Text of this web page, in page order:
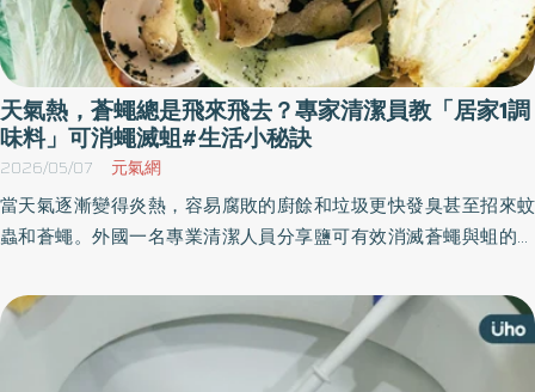
天氣熱，蒼蠅總是飛來飛去？專家清潔員教「居家1調
味料」可消蠅滅蛆#生活小秘訣
2026/05/07 元氣網
當天氣逐漸變得炎熱，容易腐敗的廚餘和垃圾更快發臭甚至招來蚊
蟲和蒼蠅。外國一名專業清潔人員分享鹽可有效消滅蒼蠅與蛆的技
能令害蟲脫水而死，並防止再滋生，《優活健康網》特選此篇，定
期清潔與更換鹽可保持垃圾桶衛生。